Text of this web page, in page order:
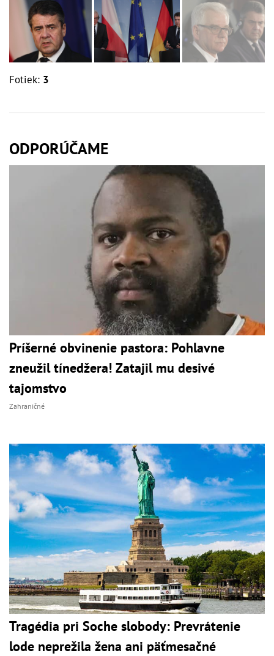
Fotiek: 3
ODPORÚČAME
Príšerné obvinenie pastora: Pohlavne
zneužil tínedžera! Zatajil mu desivé
tajomstvo
Zahraničné
Tragédia pri Soche slobody: Prevrátenie
lode neprežila žena ani päťmesačné